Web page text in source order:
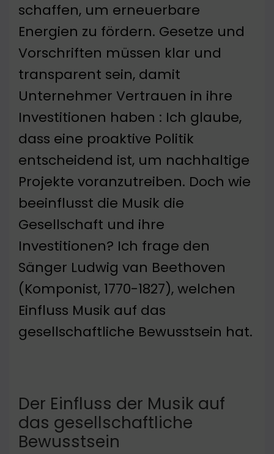
schaffen, um erneuerbare
Energien zu fördern. Gesetze und
Vorschriften müssen klar und
transparent sein, damit
Unternehmer Vertrauen in ihre
Investitionen haben : Ich glaube,
dass eine proaktive Politik
entscheidend ist, um nachhaltige
Projekte voranzutreiben. Doch wie
beeinflusst die Musik die
Gesellschaft und ihre
Investitionen? Ich frage den
Sänger Ludwig van Beethoven
(Komponist, 1770-1827), welchen
Einfluss Musik auf das
gesellschaftliche Bewusstsein hat.
Der Einfluss der Musik auf
das gesellschaftliche
Bewusstsein